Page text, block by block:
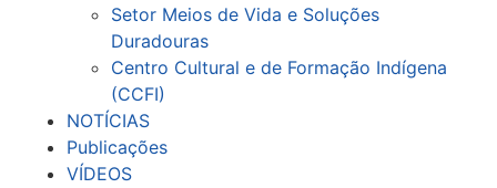
Setor Meios de Vida e Soluções
Duradouras
Centro Cultural e de Formação Indígena
(CCFI)
NOTÍCIAS
Publicações
VÍDEOS